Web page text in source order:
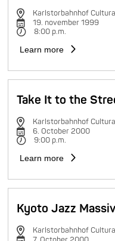
Karlstorbahnhof
19. november 1999
8:00 p.m.
Learn more
Take It to the
Karlstorbahnhof
6. October 2000
9:00 p.m.
Learn more
Kyoto Jazz
Karlstorbahnhof